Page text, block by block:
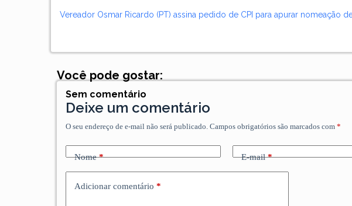
Vereador Osmar Ricardo (PT) assina pedido de CPI para apurar nomeação
Você pode gostar:
Sem comentário
Deixe um comentário
O seu endereço de e-mail não será publicado. Campos obrigatórios são marcados com*
Nome* E-mail*
Adicionar comentário *